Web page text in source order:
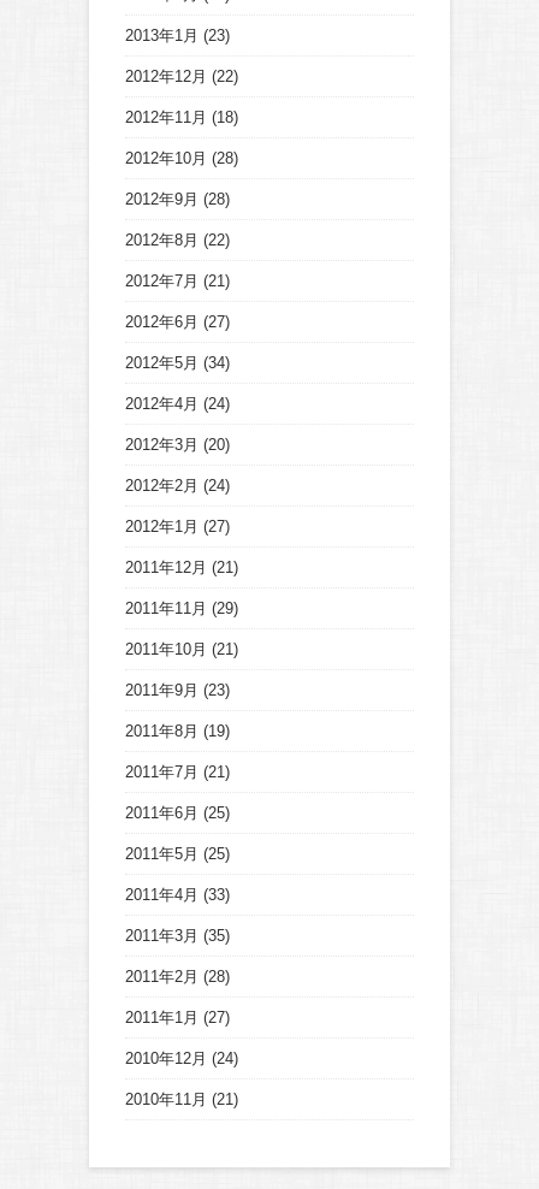
2013年1月 (23)
2012年12月 (22)
2012年11月 (18)
2012年10月 (28)
2012年9月 (28)
2012年8月 (22)
2012年7月 (21)
2012年6月 (27)
2012年5月 (34)
2012年4月 (24)
2012年3月 (20)
2012年2月 (24)
2012年1月 (27)
2011年12月 (21)
2011年11月 (29)
2011年10月 (21)
2011年9月 (23)
2011年8月 (19)
2011年7月 (21)
2011年6月 (25)
2011年5月 (25)
2011年4月 (33)
2011年3月 (35)
2011年2月 (28)
2011年1月 (27)
2010年12月 (24)
2010年11月 (21)